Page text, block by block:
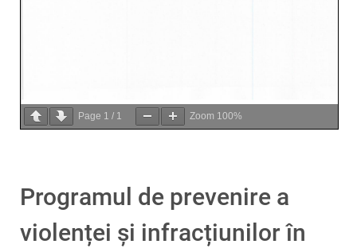
Page 1 / 1 Zoom 100%
Programul de prevenire a
violenței și infracțiunilor în